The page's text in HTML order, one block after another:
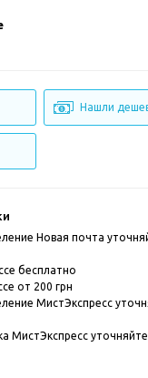
Нашли
Новая почта
бесплатно
от 200 грн
МистЭкспресс
МистЭкспресс